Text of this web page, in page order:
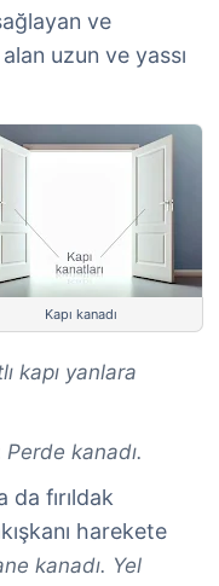
ve
uzun ve yassı
Kapı kanadı
kapı yanlara
Perde kanadı.
fırıldak
harekete
kanadı. Yel